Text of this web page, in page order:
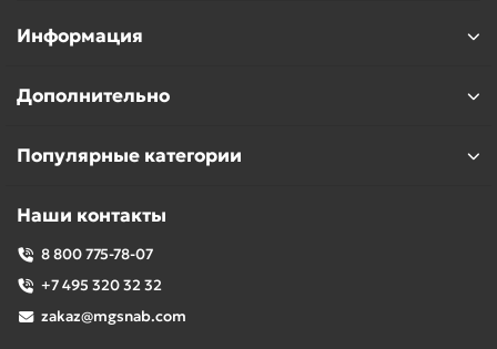
Информация
Дополнительно
Популярные категории
Наши контакты
8 800 775-78-07
+7 495 320 32 32
zakaz@mgsnab.com